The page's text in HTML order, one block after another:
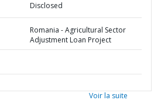
Disclosed
Romania - Agricultural Sector
Adjustment Loan Project
Voir la suite